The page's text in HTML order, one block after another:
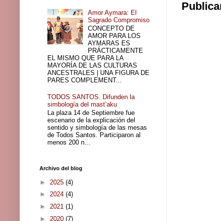
Amor Aymara: El
Sagrado Compromiso
CONCEPTO DE
AMOR PARA LOS
AYMARAS ES
PRÁCTICAMENTE
EL MISMO QUE PARA LA
MAYORÍA DE LAS CULTURAS
ANCESTRALES | UNA FIGURA DE
PARES COMPLEMENT...
TODOS SANTOS. Difunden la
simbología del mast’aku
La plaza 14 de Septiembre fue
escenario de la explicación del
sentido y simbología de las mesas
de Todos Santos. Participaron al
menos 200 n...
Archivo del blog
► 2025 (4)
► 2024 (4)
► 2021 (1)
► 2020 (7)